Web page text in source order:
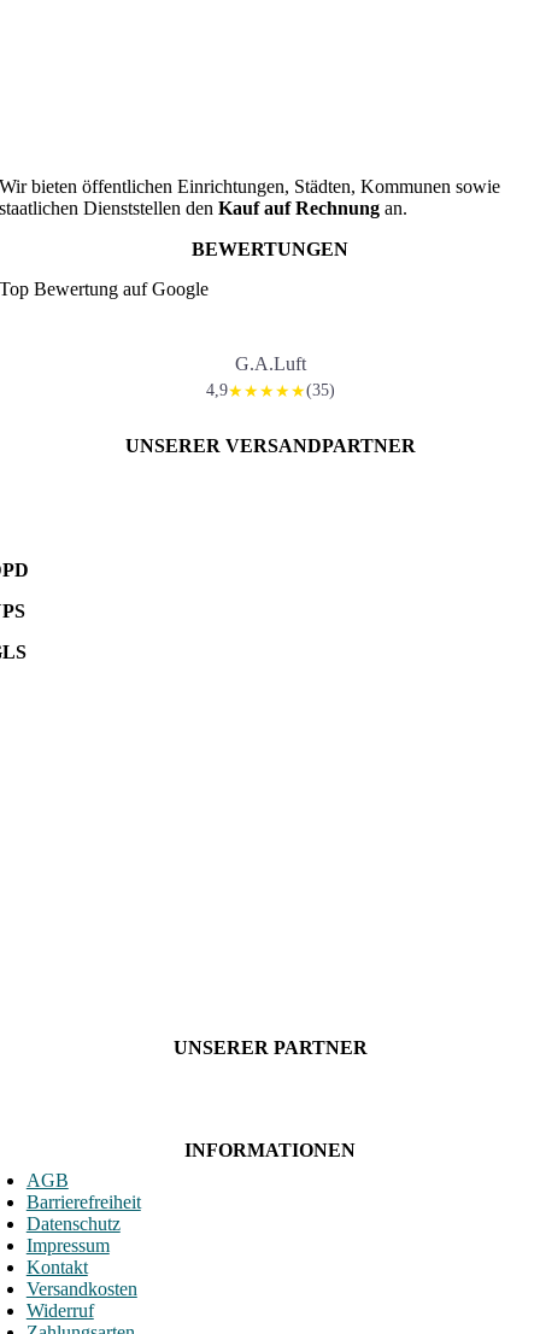
Wir bieten öffentlichen Einrichtungen, Städten, Kommunen sowie
staatlichen Dienststellen denKauf auf Rechnung an.
BEWERTUNGEN
Top Bewertung auf Google
G.A.Luft
4,9★★★★★(35)
UNSERER VERSANDPARTNER
UNSERER PARTNER
INFORMATIONEN
AGB
Barrierefreiheit
Datenschutz
Impressum
Kontakt
Versandkosten
Widerruf